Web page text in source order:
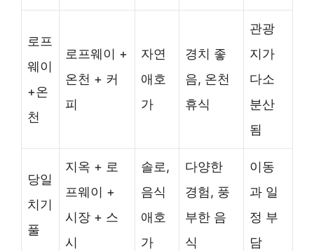
로프
웨이
+온
천
로프웨이 +
온천 + 커
피
자연
애호
가
경치 좋
음, 온천
휴식
관광
지가
다소
분산
됨
당일
치기
풀
지옥 + 로
프웨이 +
시장 + 스
시
솔로,
음식
애호
가
다양한
경험, 풍
부한 음
식
이동
과 일
정 부
담